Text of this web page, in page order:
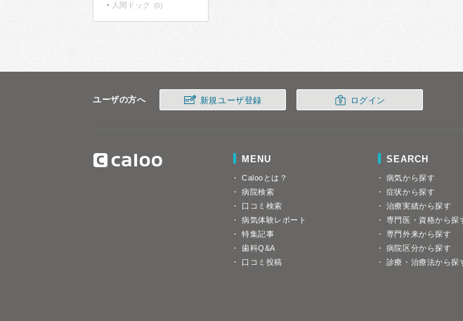
人間ドック (0)
ユーザの方へ 新規ユーザ登録 ログイン
MENU
Calooとは？
病院検索
口コミ検索
病気体験レポート
特集記事
歯科Q&A
口コミ投稿
SEARCH
病気から探す
症状から探す
治療実績から探す
専門医・資格から探
専門外来から探す
病院区分から探す
診療・治療法から探